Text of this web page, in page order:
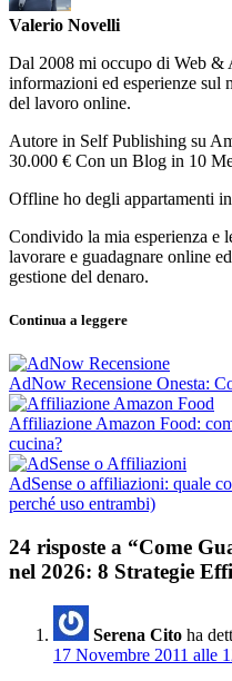
Valerio Novelli
Dal 2008 mi occupo di Web
informazioni ed esperienze sul
del lavoro online.
Autore in Self Publishing su
30.000 € Con un Blog in 10
Offline ho degli appartamenti
Condivido la mia esperienza e
lavorare e guadagnare online
gestione del denaro.
Continua a leggere
AdNow Recensione Onesta:
Affiliazione Amazon Food:
cucina?
AdSense o affiliazioni: quale
perché uso entrambi)
24 risposte a “Come
nel 2026: 8 Strategie
Serena Cito ha
17 Novembre 2011 alle